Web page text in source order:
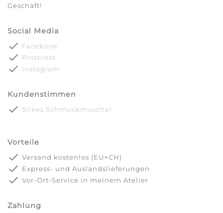
Geschäft!
Social Media
done Facebook
done Pinterest
done Instagram
Kundenstimmen
done Silkes Schmuckmuschel
Vorteile
done Versand kostenlos (EU+CH)
done Express- und Auslandslieferungen
done Vor-Ort-Service in meinem Atelier
Zahlung